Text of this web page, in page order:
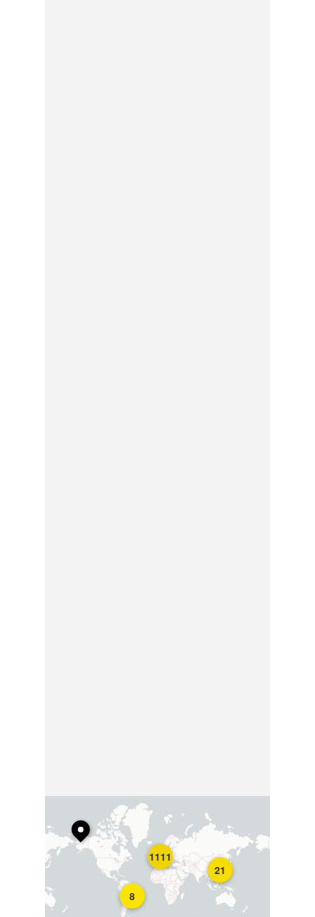
8
21
1111